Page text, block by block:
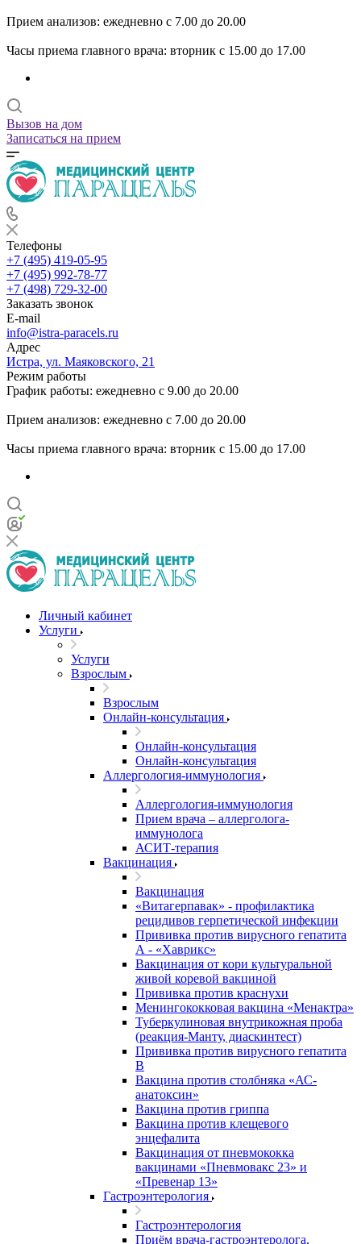
Прием анализов: ежедневно с 7.00 до 20.00
Часы приема главного врача: вторник с 15.00 до 17.00
Вызов на дом
Записаться на прием
Телефоны
+7 (495) 419-05-95
+7 (495) 992-78-77
+7 (498) 729-32-00
Заказать звонок
E-mail
info@istra-paracels.ru
Адрес
Истра, ул. Маяковского, 21
Режим работы
График работы: ежедневно с 9.00 до 20.00
Прием анализов: ежедневно с 7.00 до 20.00
Часы приема главного врача: вторник с 15.00 до 17.00
Личный кабинет
Услуги
Услуги
Взрослым
Взрослым
Онлайн-консультация
Онлайн-консультация
Онлайн-консультация
Аллергология-иммунология
Аллергология-иммунология
Прием врача – аллерголога-
иммунолога
АСИТ-терапия
Вакцинация
Вакцинация
«Витагерпавак» - профилактика
рецидивов герпетической инфекции
Прививка против вирусного гепатита
А - «Хаврикс»
Вакцинация от кори культуральной
живой коревой вакциной
Прививка против краснухи
Менингококковая вакцина «Менактра»
Туберкулиновая внутрикожная проба
(реакция-Манту, диаскинтест)
Прививка против вирусного гепатита
В
Вакцина против столбняка «АС-
анатоксин»
Вакцина против гриппа
Вакцина против клещевого
энцефалита
Вакцинация от пневмококка
вакцинами «Пневмовакс 23» и
«Превенар 13»
Гастроэнтерология
Гастроэнтерология
Приём врача-гастроэнтеролога,